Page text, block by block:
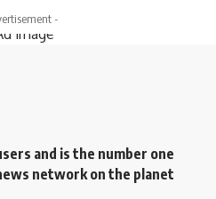
-
and is the number one
network on the planet